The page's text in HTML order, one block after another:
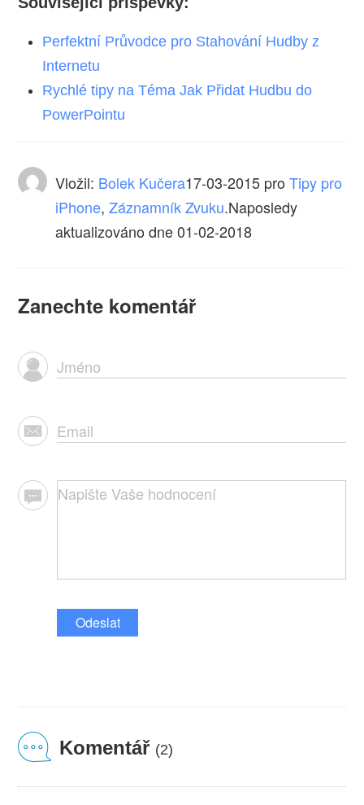
Perfektní Průvodce pro Stahování Hudby z
Internetu
Rychlé tipy na Téma Jak Přidat Hudbu do
PowerPointu
Vložil: Bolek Kučera17-03-2015 pro Tipy pro
iPhone,Záznamník Zvuku.Naposledy
aktualizováno dne 01-02-2018
Zanechte komentář
Odeslat
Komentář (2)